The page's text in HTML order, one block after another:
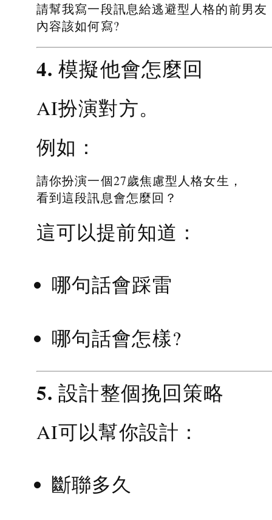
請幫我寫一段訊息給逃避型人格的前男友
內容該如何寫?
4. 模擬他會怎麼回
AI扮演對方。
例如：
請你扮演一個27歲焦慮型人格女生，
看到這段訊息會怎麼回？
這可以提前知道：
哪句話會踩雷
哪句話會怎樣?
5. 設計整個挽回策略
AI可以幫你設計：
斷聯多久